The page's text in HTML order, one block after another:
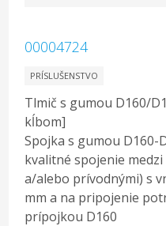
00004724
PRÍSLUŠENSTVO
Tlmič s gumou D160/
kĺbom]
Spojka s gumou D160-
kvalitné spojenie
a/alebo prívodnými) s
mm a na pripojenie
prípojkou D160